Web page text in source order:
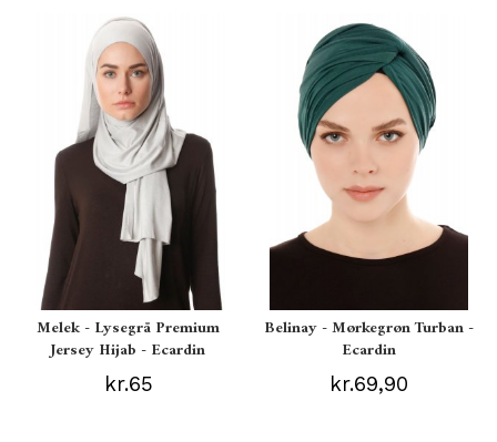
Melek - Lysegrå Premium
Jersey Hijab - Ecardin
kr.65
Belinay - Mørkegrøn Turban -
Ecardin
kr.69,90